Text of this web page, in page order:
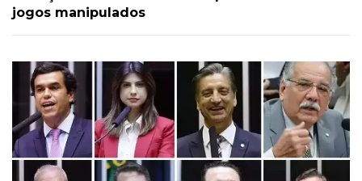
jogos manipulados